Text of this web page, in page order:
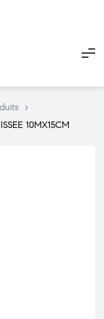
>
10MX15CM